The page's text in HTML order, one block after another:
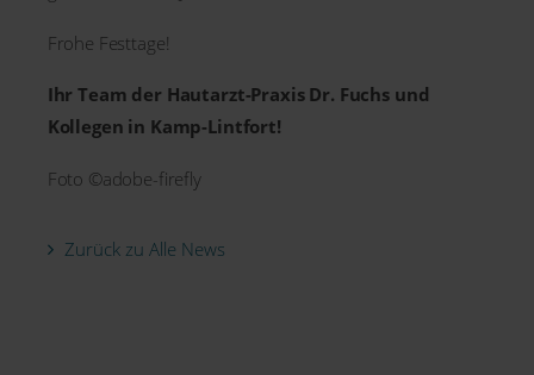
Frohe Festtage!
Ihr Team der Hautarzt-Praxis Dr. Fuchs und
Kollegen in Kamp-Lintfort!
Foto ©adobe-firefly
Zurück zu Alle News